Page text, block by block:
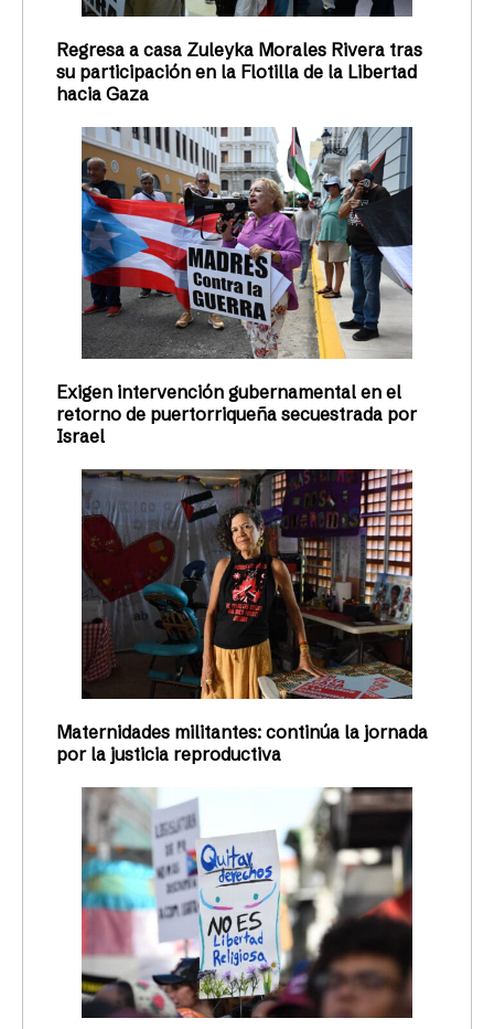
Regresa a casa Zuleyka Morales Rivera tras
su participación en la Flotilla de la Libertad
hacia Gaza
Exigen intervención gubernamental en el
retorno de puertorriqueña secuestrada por
Israel
Maternidades militantes: continúa la jornada
por la justicia reproductiva